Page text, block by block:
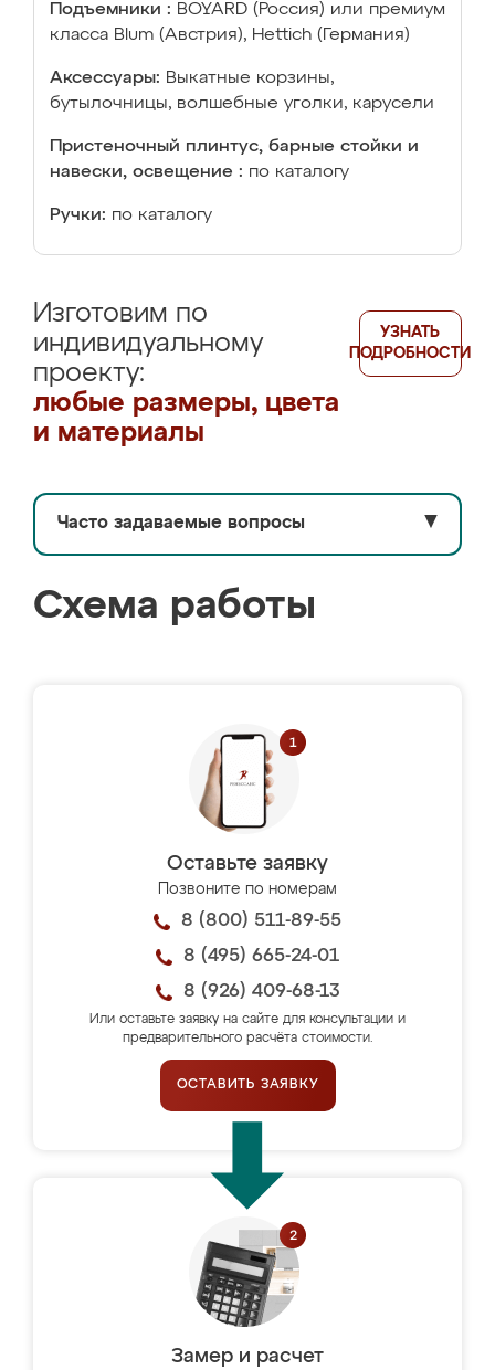
Подъемники : BOYARD (Россия) или премиум
класса Blum (Австрия), Hettich (Германия)
Аксессуары: Выкатные корзины,
бутылочницы, волшебные уголки, карусели
Пристеночный плинтус, барные стойки и
навески, освещение : по каталогу
Ручки: по каталогу
Изготовим по
индивидуальному
проекту:
любые размеры, цвета
и материалы
УЗНАТЬ
ПОДРОБНОСТИ
Часто задаваемые вопросы ▼
Схема работы
Оставьте заявку
Позвоните по номерам
8 (800) 511-89-55
8 (495) 665-24-01
8 (926) 409-68-13
Или оставьте заявку на сайте для консультации и
предварительного расчёта стоимости.
ОСТАВИТЬ ЗАЯВКУ
Замер и расчет